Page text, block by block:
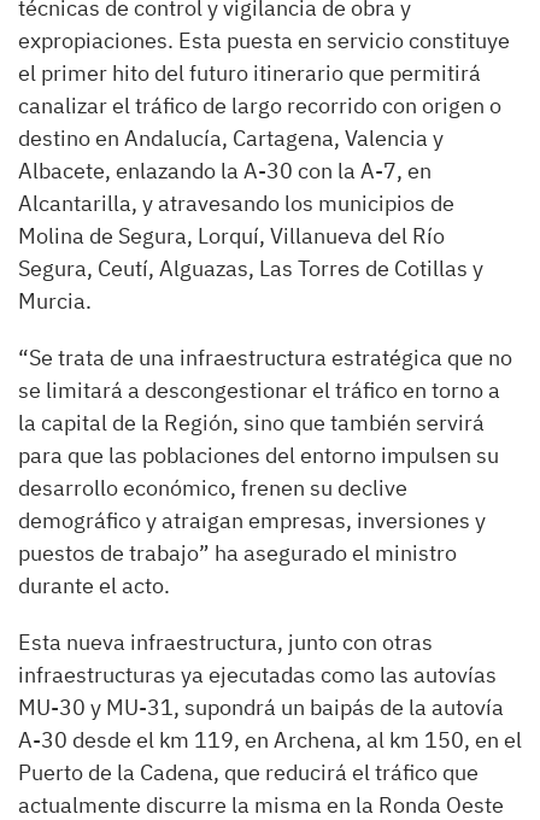
técnicas de control y vigilancia de obra y
expropiaciones. Esta puesta en servicio constituye
el primer hito del futuro itinerario que permitirá
canalizar el tráfico de largo recorrido con origen o
destino en Andalucía, Cartagena, Valencia y
Albacete, enlazando la A-30 con la A-7, en
Alcantarilla, y atravesando los municipios de
Molina de Segura, Lorquí, Villanueva del Río
Segura, Ceutí, Alguazas, Las Torres de Cotillas y
Murcia.
“Se trata de una infraestructura estratégica que no
se limitará a descongestionar el tráfico en torno a
la capital de la Región, sino que también servirá
para que las poblaciones del entorno impulsen su
desarrollo económico, frenen su declive
demográfico y atraigan empresas, inversiones y
puestos de trabajo” ha asegurado el ministro
durante el acto.
Esta nueva infraestructura, junto con otras
infraestructuras ya ejecutadas como las autovías
MU-30 y MU-31, supondrá un baipás de la autovía
A-30 desde el km 119, en Archena, al km 150, en el
Puerto de la Cadena, que reducirá el tráfico que
actualmente discurre la misma en la Ronda Oeste